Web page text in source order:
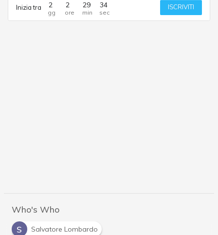
Inizia tra 2 2 29 34 ISCRIVITI
Who's Who
S
Salvatore Lombardo